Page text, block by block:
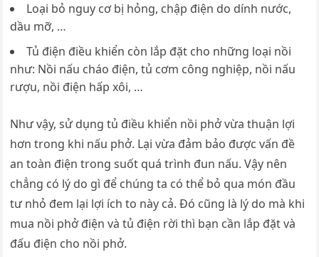
Loại bỏ nguy cơ bị hỏng, chập điện do dính nước,
dầu mỡ, …
Tủ điện điều khiển còn lắp đặt cho những loại nồi
như: Nồi nấu cháo điện, tủ cơm công nghiệp, nồi nấu
rượu, nồi điện hấp xôi, …
Như vậy, sử dụng tủ điều khiển nồi phở vừa thuận lợi
hơn trong khi nấu phở. Lại vừa đảm bảo được vấn đề
an toàn điện trong suốt quá trình đun nấu. Vậy nên
chẳng có lý do gì để chúng ta có thể bỏ qua món đầu
tư nhỏ đem lại lợi ích to này cả. Đó cũng là lý do mà khi
mua nồi phở điện và tủ điện rời thì bạn cần lắp đặt và
đấu điện cho nồi phở.